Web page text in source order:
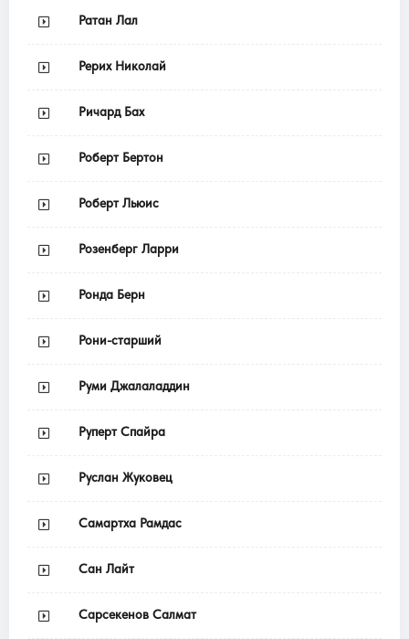
Ратан Лал
Рерих Николай
Ричард Бах
Роберт Бертон
Роберт Льюис
Розенберг Ларри
Ронда Берн
Рони-старший
Руми Джалаладдин
Руперт Спайра
Руслан Жуковец
Самартха Рамдас
Сан Лайт
Сарсекенов Салмат